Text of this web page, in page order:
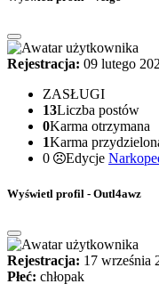
Rejestracja: 09 lutego
ZASŁUGI
13Liczba postów
0Karma otrzymana
1Karma
0
Edycje
Wyświetl profil - Outl4awz
Rejestracja: 17 września
Płeć: chłopak